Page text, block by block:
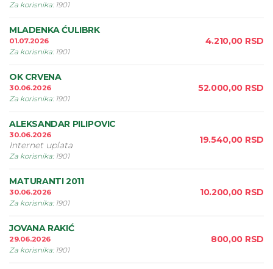
Za korisnika: 1901
MLADENKA ĆULIBRK
01.07.2026
Za korisnika: 1901
4.210,00 RSD
OK CRVENA
30.06.2026
Za korisnika: 1901
52.000,00 RSD
ALEKSANDAR PILIPOVIC
30.06.2026
Internet uplata
Za korisnika: 1901
19.540,00 RSD
MATURANTI 2011
30.06.2026
Za korisnika: 1901
10.200,00 RSD
JOVANA RAKIĆ
29.06.2026
Za korisnika: 1901
800,00 RSD